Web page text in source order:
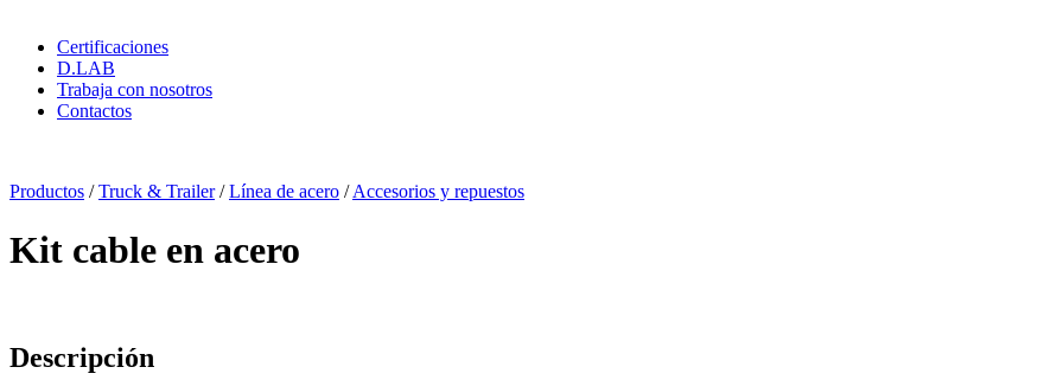
Certificaciones
D.LAB
Trabaja con nosotros
Contactos
Productos /Truck & Trailer/Línea de acero /Accesorios y repuestos
Kit cable en acero
Descripción